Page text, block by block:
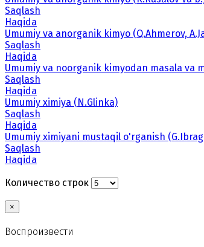
Saqlash
Haqida
Umumiy va anorganik kimyo (Q.Ahmerov,
Saqlash
Haqida
Umumiy va noorganik kimyodan masala va
Saqlash
Haqida
Umumiy ximiya (N.Glinka)
Saqlash
Haqida
Umumiy ximiyani mustaqil o'rganish
Saqlash
Haqida
Количество строк
×
Воспроизвести